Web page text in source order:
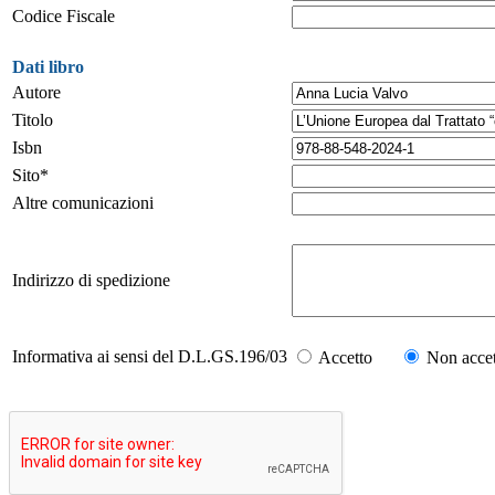
Codice Fiscale
Dati libro
Autore
Titolo
Isbn
Sito*
Altre comunicazioni
Indirizzo di spedizione
Informativa ai sensi del D.L.GS.196/03 Accetto Non